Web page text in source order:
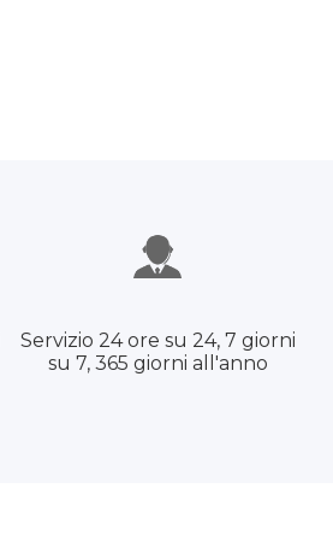
Servizio 24 ore su 24, 7 giorni
su 7, 365 giorni all'anno